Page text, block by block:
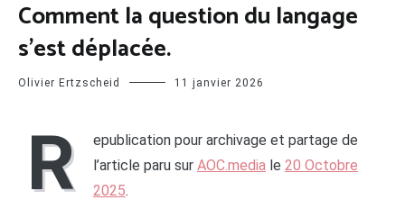
Comment la question du langage
s’est déplacée.
Olivier Ertzscheid 11 janvier 2026
R
epublication pour archivage et partage de
l’article paru sur AOC.media le 20 Octobre
2025.